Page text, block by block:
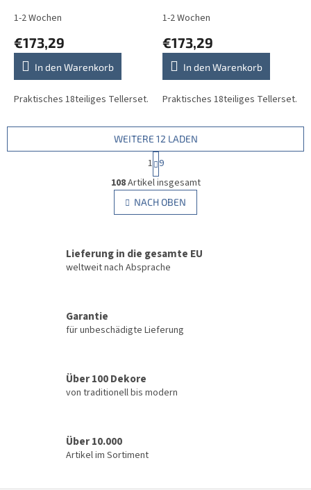
1-2 Wochen
€173,29
In den Warenkorb
Praktisches 18teiliges Tellerset.
1-2 Wochen
€173,29
In den Warenkorb
Praktisches 18teiliges Tellerset.
S
t
e
u
e
l
t
r
L
WEITERE 12 LADEN
P
a
g
i
n
i
u
n
g
1 9
108Artikel insgesamt
NACH OBEN
Lieferung in die gesamte EU
weltweit nach Absprache
Garantie
für unbeschädigte Lieferung
Über 100 Dekore
von traditionell bis modern
Über 10.000
Artikel im Sortiment